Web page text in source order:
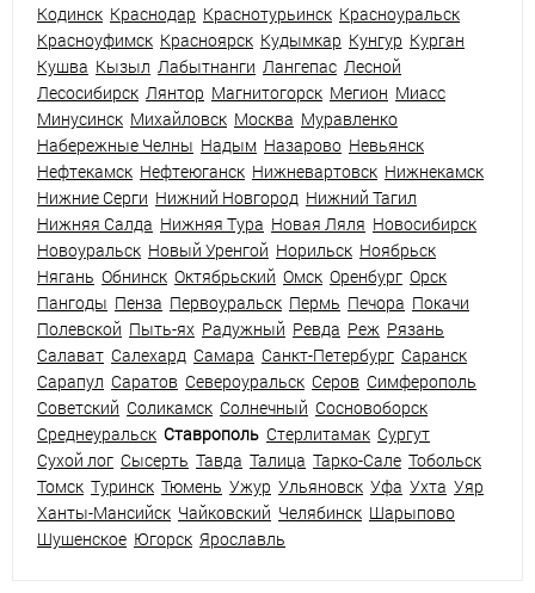
Кодинск Краснодар Краснотурьинск Красноуральск
Красноуфимск Красноярск Кудымкар Кунгур Курган
Кушва Кызыл Лабытнанги Лангепас Лесной
Лесосибирск Лянтор Магнитогорск Мегион Миасс
Минусинск Михайловск Москва Муравленко
Набережные Челны Надым Назарово Невьянск
Нефтекамск Нефтеюганск Нижневартовск Нижнекамск
Нижние Серги Нижний Новгород Нижний Тагил
Нижняя Салда Нижняя Тура Новая Ляля Новосибирск
Новоуральск Новый Уренгой Норильск Ноябрьск
Нягань Обнинск Октябрьский Омск Оренбург Орск
Пангоды Пенза Первоуральск Пермь Печора Покачи
Полевской Пыть-ях Радужный Ревда Реж Рязань
Салават Салехард Самара Санкт-Петербург Саранск
Сарапул Саратов Североуральск Серов Симферополь
Советский Соликамск Солнечный Сосновоборск
Среднеуральск Ставрополь Стерлитамак Сургут
Сухой лог Сысерть Тавда Талица Тарко-Сале Тобольск
Томск Туринск Тюмень Ужур Ульяновск Уфа Ухта Уяр
Ханты-Мансийск Чайковский Челябинск Шарыпово
Шушенское Югорск Ярославль